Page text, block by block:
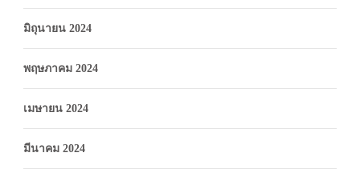
มิถุนายน 2024
พฤษภาคม 2024
เมษายน 2024
มีนาคม 2024